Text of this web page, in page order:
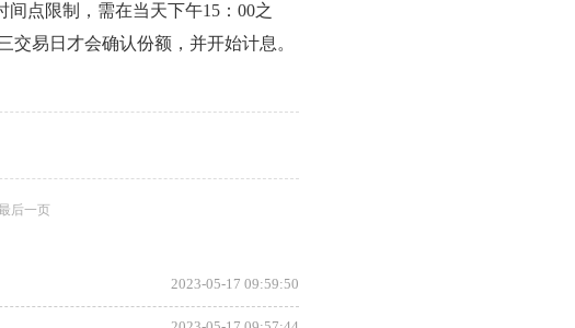
点限制，需在当天下午15：00之
交易日才会确认份额，并开始计息。
最后一页
2023-05-17 09:59:50